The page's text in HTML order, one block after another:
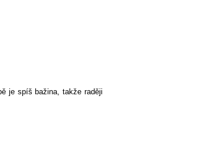
je spíš bažina, takže raději